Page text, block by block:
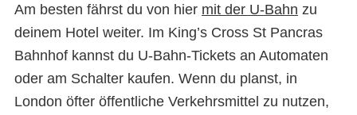
Am besten fährst du von hier mit der U-Bahn zu
deinem Hotel weiter. Im King’s Cross St Pancras
Bahnhof kannst du U-Bahn-Tickets an Automaten
oder am Schalter kaufen. Wenn du planst, in
London öfter öffentliche Verkehrsmittel zu nutzen,